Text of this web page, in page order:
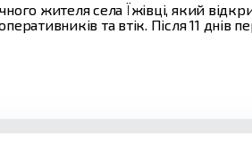
жителя села Їжівці, який
та втік. Після 11 днів